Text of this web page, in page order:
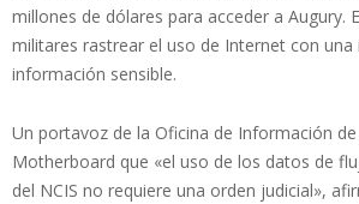
millones de dólares para acceder a Augury.
militares rastrear el uso de Internet con una
información sensible.
Un portavoz de la Oficina de Información
Motherboard que «el uso de los datos de
del NCIS no requiere una orden judicial»,